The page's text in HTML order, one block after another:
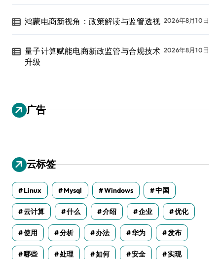
鸿蒙电商新视角：政策解读与监管透视 2026年8月10日
量子计算赋能电商新政监管与合规技术
升级
2026年8月10日
广告
云标签
Linux Mysql Windows 中国
云计算 什么 介绍 企业 优化
使用 分析 办法 华为 发布
哪些 处理 如何 安全 实现